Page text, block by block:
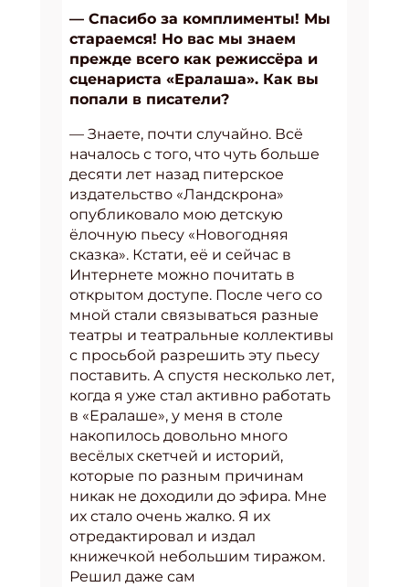
— Спасибо за комплименты! Мы
стараемся! Но вас мы знаем
прежде всего как режиссёра и
сценариста «Ералаша». Как вы
попали в писатели?
— Знаете, почти случайно. Всё
началось с того, что чуть больше
десяти лет назад питерское
издательство «Ландскрона»
опубликовало мою детскую
ёлочную пьесу «Новогодняя
сказка». Кстати, её и сейчас в
Интернете можно почитать в
открытом доступе. После чего со
мной стали связываться разные
театры и театральные коллективы
с просьбой разрешить эту пьесу
поставить. А спустя несколько лет,
когда я уже стал активно работать
в «Ералаше», у меня в столе
накопилось довольно много
весёлых скетчей и историй,
которые по разным причинам
никак не доходили до эфира. Мне
их стало очень жалко. Я их
отредактировал и издал
книжечкой небольшим тиражом.
Решил даже сам